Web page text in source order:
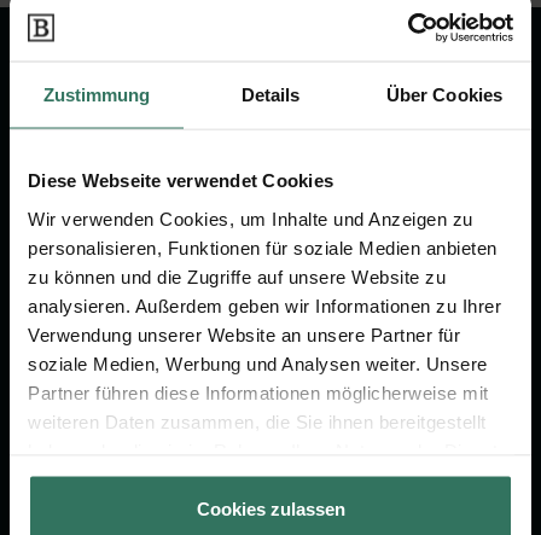
Zustimmung Details Über Cookies
Diese Webseite verwendet Cookies
Wir verwenden Cookies, um Inhalte und Anzeigen zu
personalisieren, Funktionen für soziale Medien anbieten
zu können und die Zugriffe auf unsere Website zu
analysieren. Außerdem geben wir Informationen zu Ihrer
Verwendung unserer Website an unsere Partner für
soziale Medien, Werbung und Analysen weiter. Unsere
Partner führen diese Informationen möglicherweise mit
weiteren Daten zusammen, die Sie ihnen bereitgestellt
gesammelt haben.
Cookies zulassen
Wir sind Ihr Ansprechpartner rund
Vorsorge.
Jetzt beraten lassen
FÜR SIE
Vergleich
Verzeichnis
FÜR BESTATTER
Online-Portal